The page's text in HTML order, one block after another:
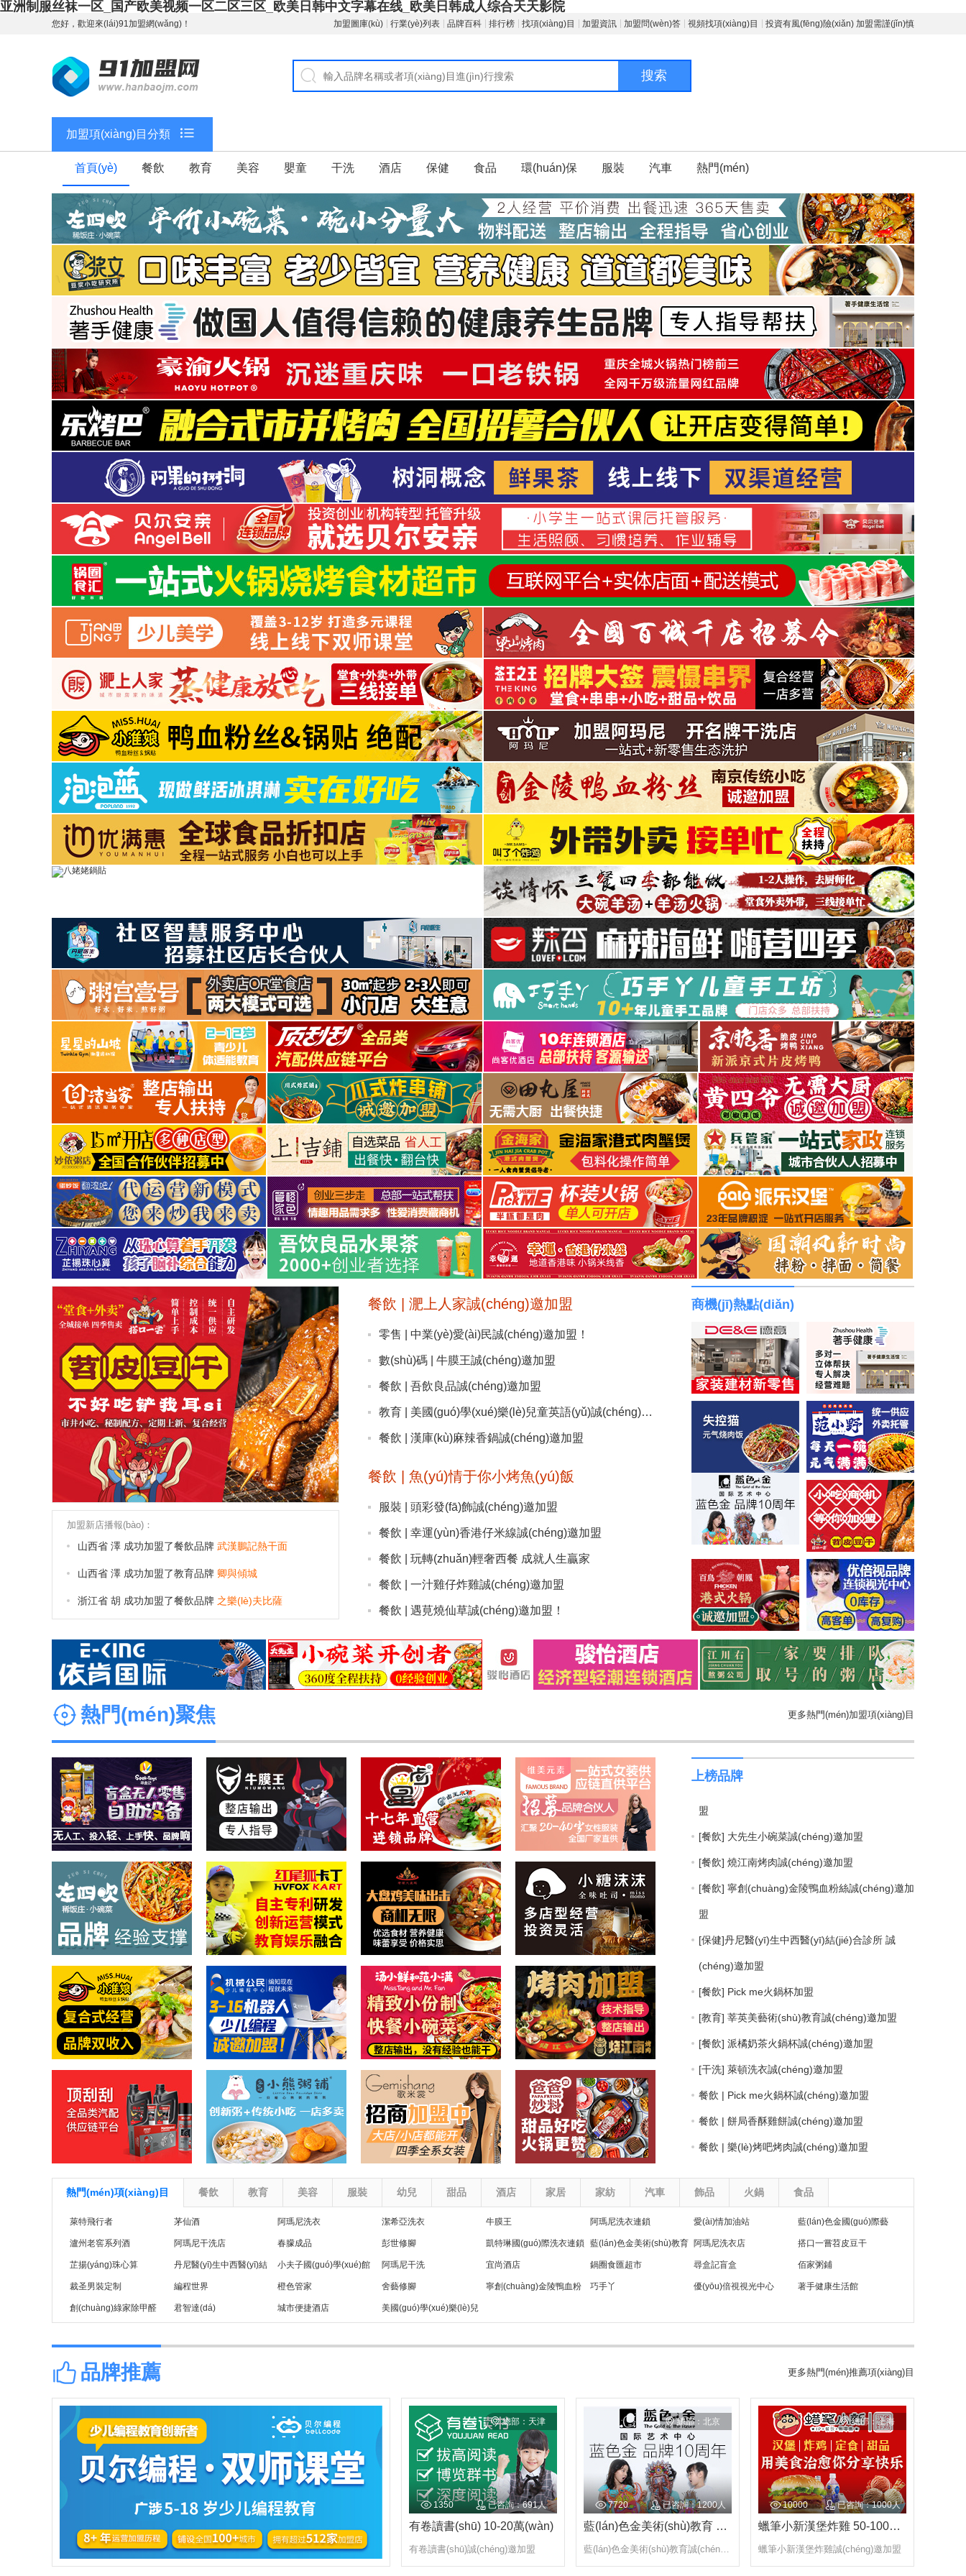
亚洲制服丝袜一区_国产欧美视频一区二区三区_欧美日韩中文字幕在线_欧美日韩成人综合天天影院
您好，歡迎來(lái)91加盟網(wǎng)！ 加盟圖庫(kù) 行業(yè)列表 品牌百科 排行榜 找項(xiàng)目 加盟資訊 加盟問(wèn)答 視頻找項(xiàng)目 投資有風(fēng)險(xiǎn) 加盟需謹(jǐn)慎
搜索
加盟項(xiàng)目分類
首頁(yè) 餐飲 教育 美容 嬰童 干洗 酒店 保健 食品 環(huán)保 服裝 汽車 熱門(mén)
加盟新店播報(bào)：
山西省 澤 成功加盟了餐飲品牌 武漢鵬記熱干面
山西省 澤 成功加盟了教育品牌卿與傾城
浙江省 胡 成功加盟了餐飲品牌之樂(lè)夫比薩
中國(guó) 胡 成功加盟了零售品牌成人情趣用品
中國(guó) 李 成功加盟了餐飲品牌 新左岸咖啡
中國(guó) 李 成功加盟了保健品牌 足浴
中國(guó) 1 成功加盟了零售品牌 成人情趣用品
中國(guó) 朱 成功加盟了零售品牌 成人情趣用品
中國(guó) 羅 成功加盟了新行業(yè)品牌蘭舍新風(fēng)系統(tǒng)
安徽省 吳 成功加盟了餐飲品牌 江川右粥鋪
山西省 澤 成功加盟了餐飲品牌武漢鵬記熱干面
中國(guó) 李 成功加盟了餐飲品牌新左岸咖啡
中國(guó) 李 成功加盟了保健品牌足浴
中國(guó) 1 成功加盟了零售品牌成人情趣用品
中國(guó) 羅 成功加盟了新行業(yè)品牌
山西省 澤 成功加盟了餐飲品牌武漢鵬記熱干面
山西省 澤 成功加盟了教育品牌卿與傾城
浙江省 胡 成功加盟了餐飲品牌之樂(lè)夫比薩
中國(guó) 胡 成功加盟了零售品牌成人情趣用品
中國(guó) 李 成功加盟了餐飲品牌新左岸咖啡
中國(guó) 李 成功加盟了保健品牌 足浴
中國(guó) 1 成功加盟了零售品牌成人情趣用品
中國(guó) 朱 成功加盟了零售品牌成人情趣用品
中國(guó) 羅 成功加盟了新行業(yè)品牌蘭舍新風(fēng)系統(tǒng)
安徽省 吳 成功加盟了餐飲品牌江川右粥鋪
餐飲 | 淝上人家誠(chéng)邀加盟
零售 | 中業(yè)愛(ài)民誠(chéng)邀加盟！
數(shù)碼 | 牛膜王誠(chéng)邀加盟
餐飲 | 吾飲良品誠(chéng)邀加盟
教育 | 美國(guó)學(xué)樂(lè)兒童英語(yǔ)誠(chéng)邀加盟
餐飲 | 漢庫(kù)麻辣香鍋誠(chéng)邀加盟
餐飲 | 魚(yú)情于你小烤魚(yú)飯
服裝 | 頭彩發(fā)飾誠(chéng)邀加盟
餐飲 | 幸運(yùn)香港仔米線誠(chéng)邀加盟
餐飲 | 玩轉(zhuǎn)輕奢西餐 成就人生贏家
餐飲 | 一汁雞仔炸雞誠(chéng)邀加盟
餐飲 | 遇莧燒仙草誠(chéng)邀加盟！
商機(jī)熱點(diǎn)
熱門(mén)聚焦 更多熱門(mén)加盟項(xiàng)目
上榜品牌
[火鍋] 百鳥(niǎo)朝鳳誠(chéng)邀加盟
[服務(wù)] 阿瑪尼洗衣連鎖誠(chéng)邀加盟
[教育]貝爾安親 誠(chéng)邀加盟
[餐飲] 漿文小吃研究所誠(chéng)邀加盟
[餐飲] 七十七路南昌拌粉誠(chéng)邀加盟
[餐飲] MR.SAMS叫了個(gè)炸雞誠(chéng)邀加
盟
[餐飲] 武漢鵬記熱干面誠(chéng)邀加盟
[服務(wù)] 阿瑪尼干洗店誠(chéng)邀加盟
[餐飲] 華陽(yáng)串根香火鍋串串誠(chéng)邀加
盟
加盟
餐飲 | 鹵王米粉誠(chéng)邀加盟
服飾 | 維美元素誠(chéng)邀加盟
餐飲 | 湯小鮮與范小滿誠(chéng)邀加盟
加盟
餐飲 | 湯小鮮與飯小滿誠(chéng)邀加盟
餐飲 | 豪渝火鍋誠(chéng)邀加盟
教育 | 編程世界誠(chéng)邀加盟
餐飲 | 尚品宮自助紙上燒烤誠(chéng)邀加盟
食品 | 鍋圈食匯超市 誠(chéng)邀加盟
餐飲 | 河馬小粉螺螄粉誠(chéng)邀加盟
餐飲 | 阿甘鍋盔誠(chéng)邀加盟
食品 | 優(yōu)滿惠全球食品折扣店誠(chéng)邀
加盟
餐飲 | 威爺牛雜誠(chéng)邀加盟
餐飲 | 鹵王米粉誠(chéng)邀加盟
服飾 | 維美元素誠(chéng)邀加盟
餐飲 | 湯小鮮與范小滿誠(chéng)邀加盟
新行業(yè) | 創(chuàng)綠家除甲醛誠(chéng)邀
加盟
餐飲 | 湯小鮮與飯小滿誠(chéng)邀加盟
餐飲 | 老狼大盤(pán)雞誠(chéng)邀加盟
餐飲 | 豪渝火鍋誠(chéng)邀加盟
教育 | 編程世界誠(chéng)邀加盟
餐飲 | 尚品宮自助紙上燒烤誠(chéng)邀加盟
食品 | 鍋圈食匯超市 誠(chéng)邀加盟
餐飲 | 河馬小粉螺螄粉誠(chéng)邀加盟
餐飲 | 阿甘鍋盔誠(chéng)邀加盟
教育 | 萊特飛行者誠(chéng)邀加盟！
餐飲 | 佰家粥鋪誠(chéng)邀加盟
酒店 | 怡城市便捷酒店誠(chéng)邀加盟
餐飲 | 阿果的樹(shù)洞鮮果茶 誠(chéng)邀加盟
酒水 | 黃金醬酒誠(chéng)邀加盟
服務(wù) | 賽維干洗誠(chéng)邀加盟
餐飲 | 鐵面貝勒拌粉拌面誠(chéng)邀加盟
酒店 | 駿怡酒店 誠(chéng)邀加盟
餐飲 | 黃四爺剁椒拌飯誠(chéng)邀加盟
服務(wù) | 阿瑪尼干洗 誠(chéng)邀加盟
新行業(yè) | 牛膜王誠(chéng)邀加盟
餐飲 | 上吉鋪炒雞米飯/黃燜雞誠(chéng)邀加盟
家居 | 博士有成學(xué)習(xí)椅
酒店 | 宜尚酒店誠(chéng)邀加盟
酒水 | 茅仙酒誠(chéng)邀加盟
餐飲 | 左四吹稀飯莊·小碗菜誠(chéng)邀加盟
零售 | 尋盒記盲盒誠(chéng)邀加盟
服裝 | 歌米裳品牌女裝誠(chéng)邀加
餐飲 | 八田現(xiàn)熬粥誠(chéng)邀加盟
服裝 | 達(dá)梵天
餐飲 | 談情懷
零售 | 春朦成品誠(chéng)邀加盟
服務(wù) | 凱特琳國(guó)際洗衣連鎖誠(chéng)
邀加盟
餐飲 | 田丸屋日式料理誠(chéng)邀加盟
教育 | 中國(guó)創(chuàng)意科教實(shí)力品牌
服務(wù) |全球智能環(huán)保洗護(hù)，潔凈從
此不同！
酒店 | 尚客優(yōu)連鎖酒店誠(chéng)邀加盟
服裝 | 珍妮芬內(nèi)衣誠(chéng)邀加盟！
餐飲 | 整顆檸檬看的到 慢慢維C喝的到
餐飲 | 八姥姥鍋貼誠(chéng)邀加盟！
幼兒 | 藝術(shù)素質(zhì)教育風(fēng)潮帶來
(lái)新商機(jī)
餐飲 | 小淮娘鴨血粉絲誠(chéng)邀加盟
熱門(mén)項(xiàng)目 餐飲 教育 美容 服裝 幼兒 甜品 酒店 家居 家紡 汽車 飾品 火鍋 食品
萊特飛行者 茅仙酒 阿瑪尼洗衣 潔希亞洗衣 牛膜王 阿瑪尼洗衣連鎖 愛(ài)情加油站 藍(lán)色金國(guó)際藝
術(shù)中心
瀘州老窖系列酒 阿瑪尼干洗店 春朦成品 彭世修腳 凱特琳國(guó)際洗衣連鎖 藍(lán)色金美術(shù)教育 阿瑪尼洗衣店 搭口一嘗苕皮豆干
芷揚(yáng)珠心算 丹尼醫(yī)生中西醫(yī)結
(jié)合診所
小夫子國(guó)學(xué)館 阿瑪尼干洗 宜尚酒店 鍋圈食匯超市 尋盒記盲盒 佰家粥鋪
裁圣男裝定制 編程世界 橙色管家 舍藝修腳 寧創(chuàng)金陵鴨血粉 巧手丫 優(yōu)倍視視光中心 著手健康生活館
創(chuàng)綠家除甲醛 君智達(dá) 城市便捷酒店 美國(guó)學(xué)樂(lè)兒
品牌推薦 更多熱門(mén)推薦項(xiàng)目
總部：天津
1350 已咨詢：691人
有卷讀書(shū) 10-20萬(wàn)
有卷讀書(shū)誠(chéng)邀加盟
總部：北京
7720 已咨詢：1200人
藍(lán)色金美術(shù)教育 10-20萬(wàn)
藍(lán)色金美術(shù)教育誠(chéng)邀加盟
總部：上海
10000 已咨詢：1000人
蠟筆小新漢堡炸雞 50-100萬(wàn)
蠟筆小新漢堡炸雞誠(chéng)邀加盟